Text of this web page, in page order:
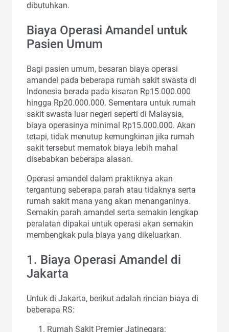
dibutuhkan.
Biaya Operasi Amandel untuk
Pasien Umum
Bagi pasien umum, besaran biaya operasi
amandel pada beberapa rumah sakit swasta di
Indonesia berada pada kisaran Rp15.000.000
hingga Rp20.000.000. Sementara untuk rumah
sakit swasta luar negeri seperti di Malaysia,
biaya operasinya minimal Rp15.000.000. Akan
tetapi, tidak menutup kemungkinan jika rumah
sakit tersebut mematok biaya lebih mahal
disebabkan beberapa alasan.
Operasi amandel dalam praktiknya akan
tergantung seberapa parah atau tidaknya serta
rumah sakit mana yang akan menanganinya.
Semakin parah amandel serta semakin lengkap
peralatan dipakai untuk operasi akan semakin
membengkak pula biaya yang dikeluarkan.
1. Biaya Operasi Amandel di
Jakarta
Untuk di Jakarta, berikut adalah rincian biaya di
beberapa RS:
Rumah Sakit Premier Jatinegara: